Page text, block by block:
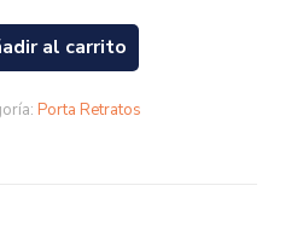
al carrito
Porta Retratos